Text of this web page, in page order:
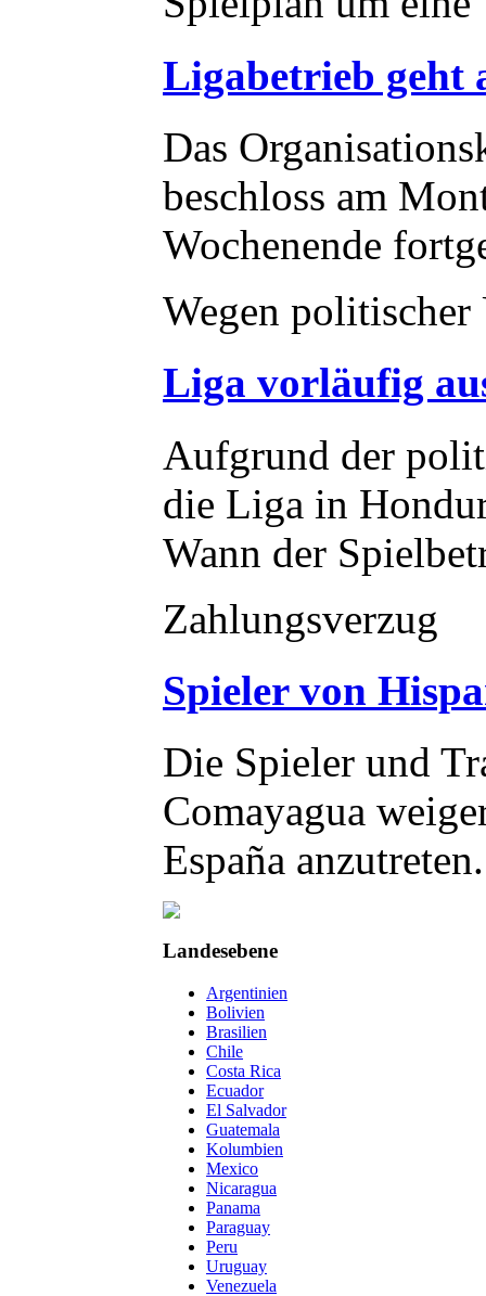
Ligabetrieb geht
Das
beschloss am
Wochenende
Wegen politischer
Liga vorläufig
Aufgrund der
die Liga in
Wann der
Zahlungsverzug
Spieler von
Die Spieler und
Comayagua
España anzutreten.
Landesebene
Argentinien
Bolivien
Brasilien
Chile
Costa Rica
Ecuador
El Salvador
Guatemala
Kolumbien
Mexico
Nicaragua
Panama
Paraguay
Peru
Uruguay
Venezuela